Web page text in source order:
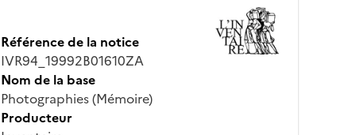
Référence de la notice
IVR94_19992B01610ZA
Nom de la base
Photographies (Mémoire)
Producteur